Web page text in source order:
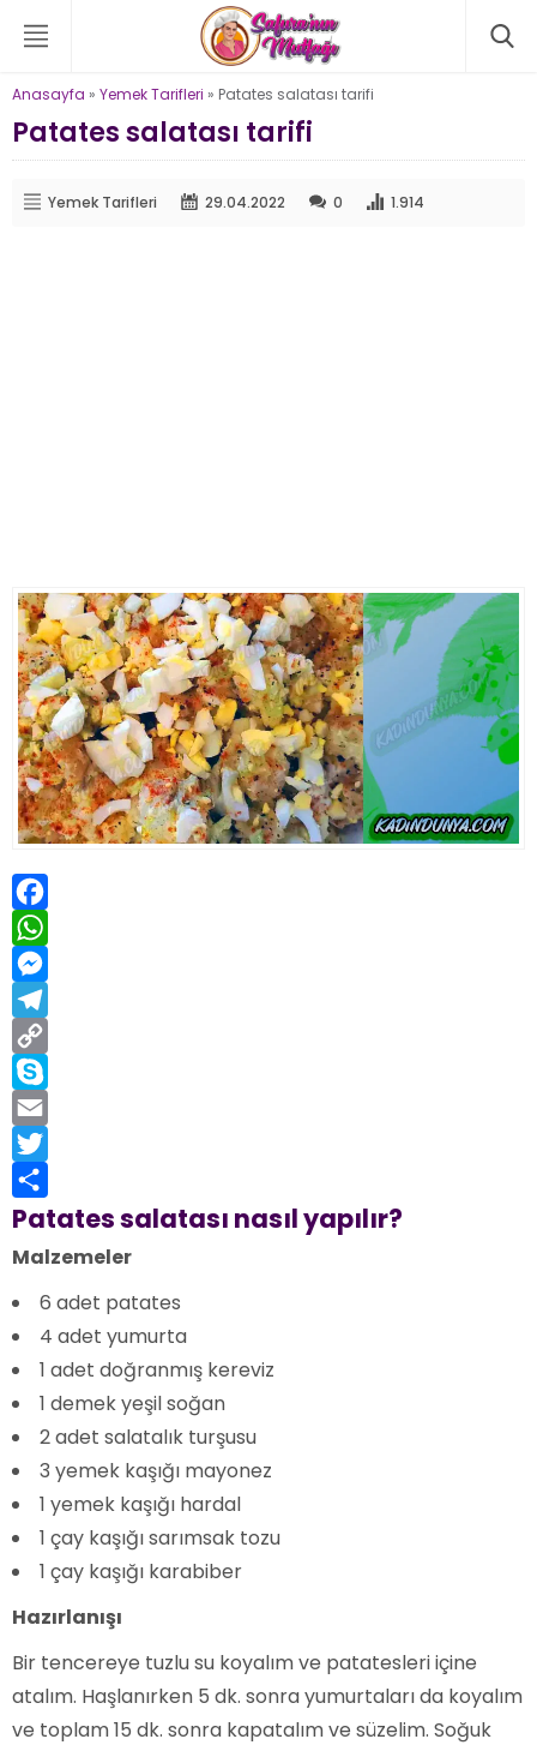
Anasayfa » Yemek Tarifleri » Patates salatası tarifi
Patates salatası tarifi
Yemek Tarifleri 29.04.2022 0 1.914
Facebook
WhatsApp
Messenger
Telegram
Copy
Link
Skype
Email
Twitter
Share
Patates salatası nasıl yapılır?
Malzemeler
6 adet patates
4 adet yumurta
1 adet doğranmış kereviz
1 demek yeşil soğan
2 adet salatalık turşusu
3 yemek kaşığı mayonez
1 yemek kaşığı hardal
1 çay kaşığı sarımsak tozu
1 çay kaşığı karabiber
Hazırlanışı
Bir tencereye tuzlu su koyalım ve patatesleri içine
atalım. Haşlanırken 5 dk. sonra yumurtaları da koyalım
ve toplam 15 dk. sonra kapatalım ve süzelim. Soğuk